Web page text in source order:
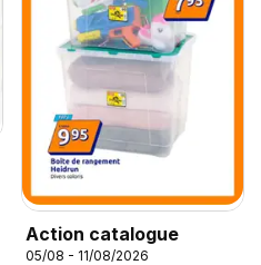
Action catalogue
05/08 - 11/08/2026